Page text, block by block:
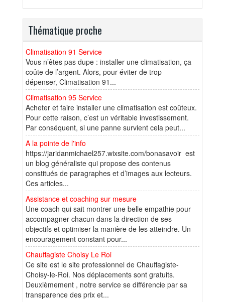
Thématique proche
Climatisation 91 Service
Vous n’êtes pas dupe : installer une climatisation, ça
coûte de l’argent. Alors, pour éviter de trop
dépenser, Climatisation 91...
Climatisation 95 Service
Acheter et faire installer une climatisation est coûteux.
Pour cette raison, c’est un véritable investissement.
Par conséquent, si une panne survient cela peut...
A la pointe de l'info
https://jaridanmichael257.wixsite.com/bonasavoir est
un blog généraliste qui propose des contenus
constitués de paragraphes et d’images aux lecteurs.
Ces articles...
Assistance et coaching sur mesure
Une coach qui sait montrer une belle empathie pour
accompagner chacun dans la direction de ses
objectifs et optimiser la manière de les atteindre. Un
encouragement constant pour...
Chauffagiste Choisy Le Roi
Ce site est le site professionnel de Chauffagiste-
Choisy-le-Roi. Nos déplacements sont gratuits.
Deuxièmement , notre service se différencie par sa
transparence des prix et...